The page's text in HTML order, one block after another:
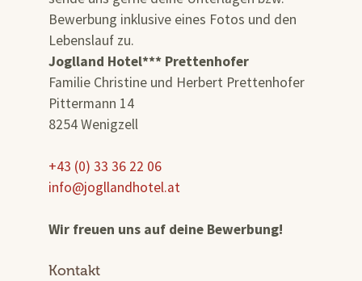
Bewerbung inklusive eines Fotos und den
Lebenslauf zu.
Joglland Hotel*** Prettenhofer
Familie Christine und Herbert Prettenhofer
Pittermann 14
8254 Wenigzell
+43 (0) 33 36 22 06
info@jogllandhotel.at
Wir freuen uns auf deine Bewerbung!
Kontakt